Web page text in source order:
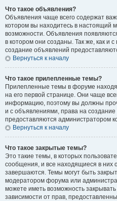
Что такое объявления?
Объявления чаще всего содержат
котором вы находитесь в настоящий
возможности. Объявления
в котором они созданы. Так же, как и
создание объявлений
Вернуться к началу
Что такое прилепленные темы?
Прилепленные темы в форуме
на его первой странице. Они чаще
информацию, поэтому вы должны
и с объявлениями, права на
предоставляются администратором
Вернуться к началу
Что такое закрытые темы?
Это такие темы, в которых
сообщения, и все находящиеся в них
завершаются. Темы могут быть
модератором форума или
можете иметь возможность
зависимости от прав,